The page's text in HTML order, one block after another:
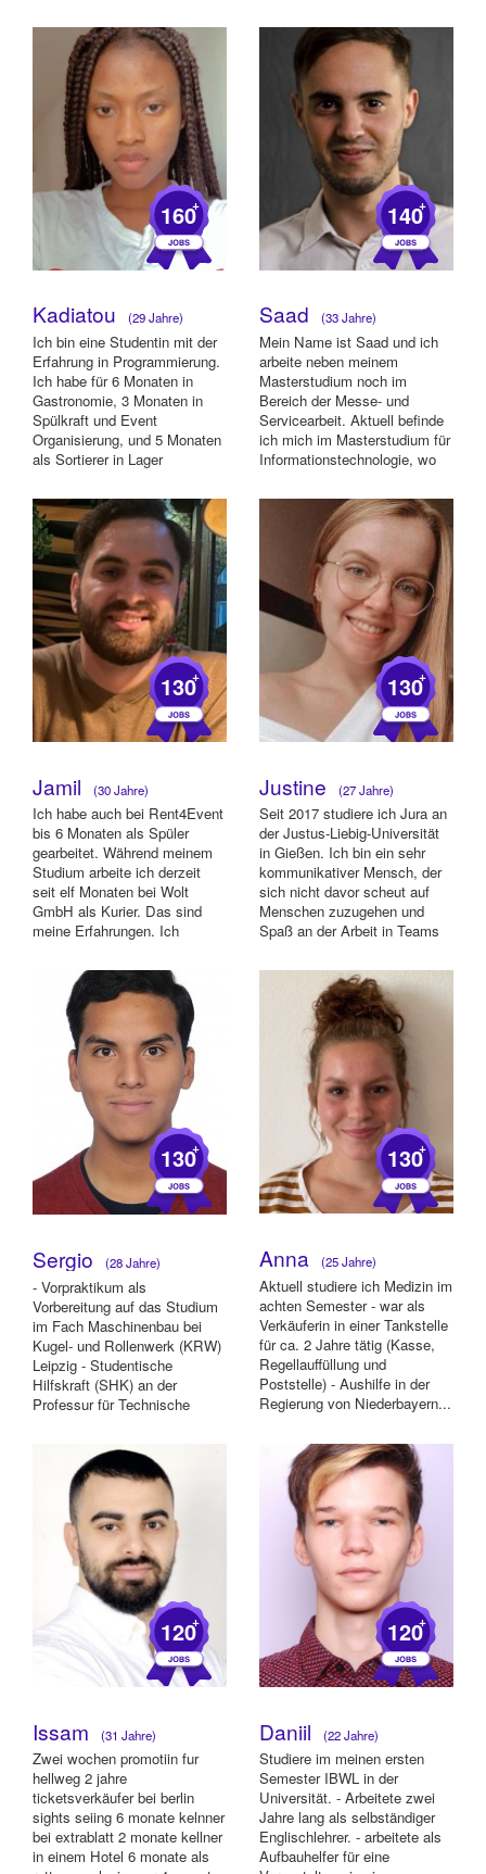
160+
Kadiatou (29 Jahre)
Ich bin eine Studentin mit der
Erfahrung in Programmierung.
Ich habe für 6 Monaten in
Gastronomie, 3 Monaten in
Spülkraft und Event
Organisierung, und 5 Monaten
als Sortierer in Lager
140+
Saad (33 Jahre)
Mein Name ist Saad und ich
arbeite neben meinem
Masterstudium noch im
Bereich der Messe- und
Servicearbeit. Aktuell befinde
ich mich im Masterstudium für
Informationstechnologie, wo
130+
Jamil (30 Jahre)
Ich habe auch bei Rent4Event
bis 6 Monaten als Spüler
gearbeitet. Während meinem
Studium arbeite ich derzeit
seit elf Monaten bei Wolt
GmbH als Kurier. Das sind
meine Erfahrungen. Ich
130+
Justine (27 Jahre)
Seit 2017 studiere ich Jura an
der Justus-Liebig-Universität
in Gießen. Ich bin ein sehr
kommunikativer Mensch, der
sich nicht davor scheut auf
Menschen zuzugehen und
Spaß an der Arbeit in Teams
130+
Sergio (28 Jahre)
- Vorpraktikum als
Vorbereitung auf das Studium
im Fach Maschinenbau bei
Kugel- und Rollenwerk (KRW)
Leipzig - Studentische
Hilfskraft (SHK) an der
Professur für Technische
130+
Anna (25 Jahre)
Aktuell studiere ich Medizin im
achten Semester - war als
Verkäuferin in einer Tankstelle
für ca. 2 Jahre tätig (Kasse,
Regellauffüllung und
Poststelle) - Aushilfe in der
Regierung von Niederbayern...
120+
Issam (31 Jahre)
Zwei wochen promotiin fur
hellweg 2 jahre
ticketsverkäufer bei berlin
sights seiing 6 monate kelnner
bei extrablatt 2 monate kellner
in einem Hotel 6 monate als
120+
Daniil (22 Jahre)
Studiere im meinen ersten
Semester IBWL in der
Universität. - Arbeitete zwei
Jahre lang als selbständiger
Englischlehrer. - arbeitete als
Aufbauhelfer für eine